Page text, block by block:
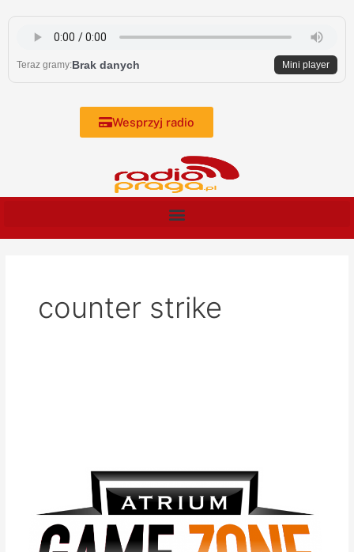
content
Teraz gramy:Brak danych Mini player
Wesprzyj radio
counter strike
Counter
Strikę